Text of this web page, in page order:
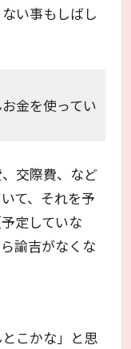
い事もしばし
金を使ってい
交際費、など
て、それを予
定していな
諭吉がなくな
こかな」と思